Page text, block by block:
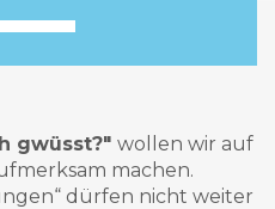
gwüsst?" wollen wir auf
machen.
dürfen nicht weiter